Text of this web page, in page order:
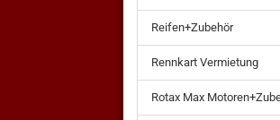
Reifen+Zubehör
Rennkart Vermietung
Rotax Max